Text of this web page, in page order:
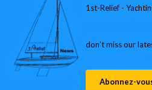
1st-Relief -
don’t miss our
Abonnez-